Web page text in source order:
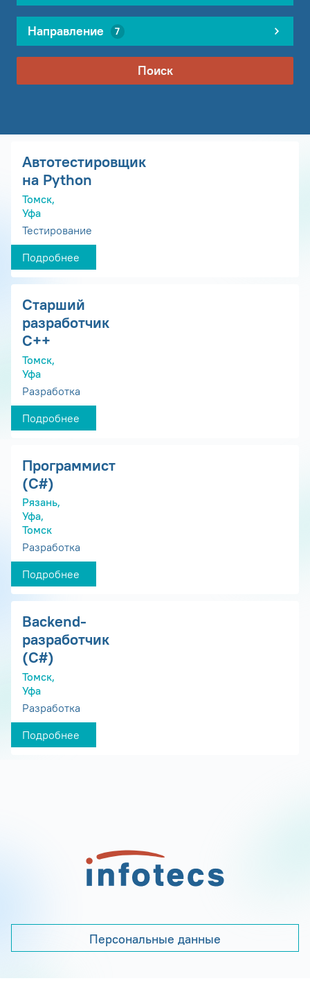
Направление 7
Поиск
Автотестировщик
на Python
Томск,
Уфа
Тестирование
Подробнее
Старший
разработчик
С++
Томск,
Уфа
Разработка
Подробнее
Программист
(С#)
Рязань,
Уфа,
Томск
Разработка
Подробнее
Backend-
разработчик
(C#)
Томск,
Уфа
Разработка
Подробнее
Персональные данные